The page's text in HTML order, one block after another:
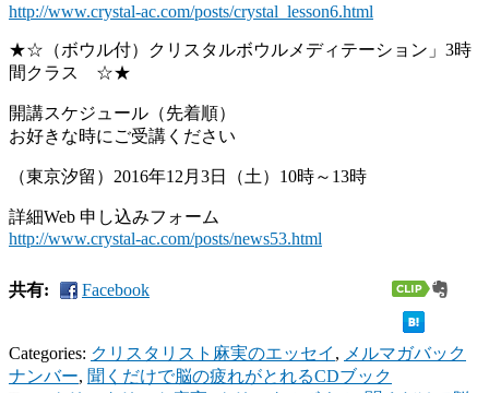
http://www.crystal-ac.com/posts/crystal_lesson6.html
★☆（ボウル付）クリスタルボウルメディテーション」3時
間クラス ☆★
開講スケジュール（先着順）
お好きな時にご受講ください
（東京汐留）2016年12月3日（土）10時～13時
詳細Web 申し込みフォーム
http://www.crystal-ac.com/posts/news53.html
共有: Facebook
Categories: クリスタリスト麻実のエッセイ , メルマガバック
ナンバー, 聞くだけで脳の疲れがとれるCDブック